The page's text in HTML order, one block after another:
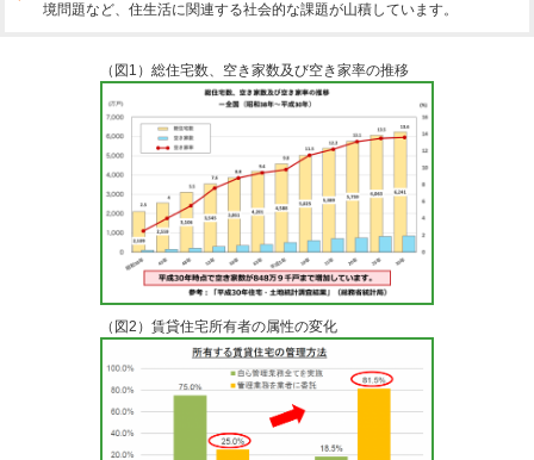
境問題など、住生活に関連する社会的な課題が山積しています。
（図1）総住宅数、空き家数及び空き家率の推移
（図2）賃貸住宅所有者の属性の変化